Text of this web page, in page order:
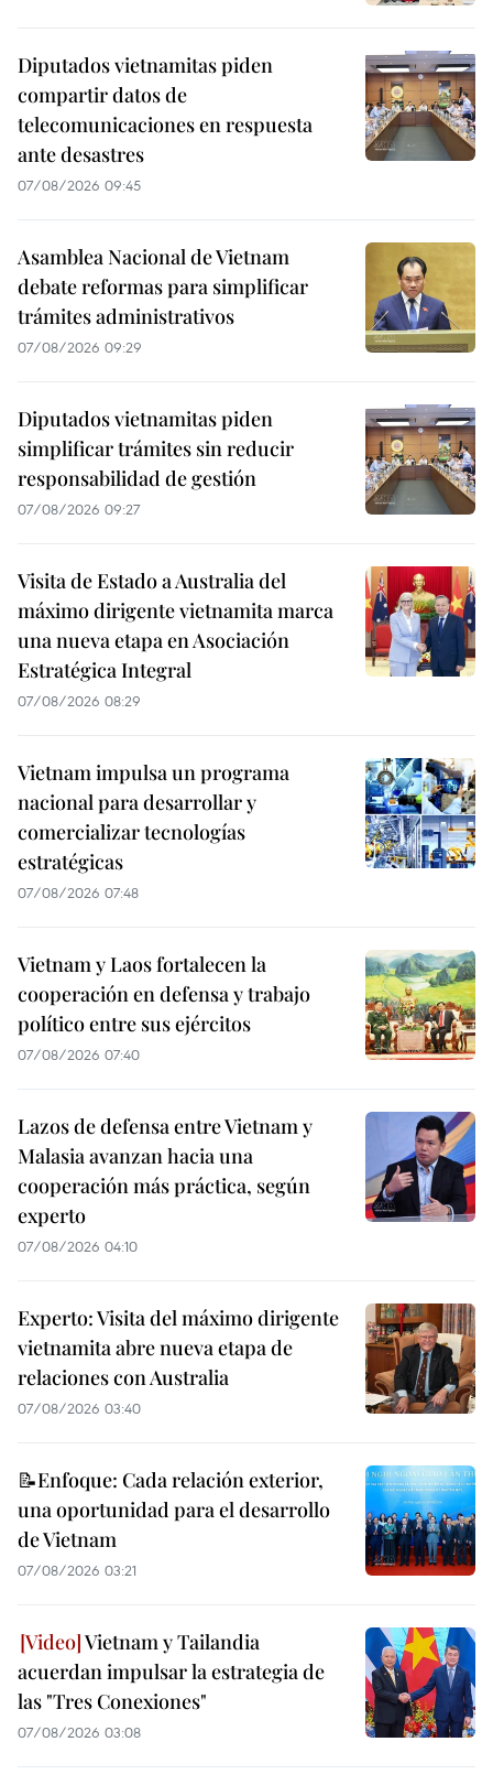
Diputados vietnamitas piden
compartir datos de
telecomunicaciones en respuesta
ante desastres
07/08/2026 09:45
Asamblea Nacional de Vietnam
debate reformas para simplificar
trámites administrativos
07/08/2026 09:29
Diputados vietnamitas piden
simplificar trámites sin reducir
responsabilidad de gestión
07/08/2026 09:27
Visita de Estado a Australia del
máximo dirigente vietnamita marca
una nueva etapa en Asociación
Estratégica Integral
07/08/2026 08:29
Vietnam impulsa un programa
nacional para desarrollar y
comercializar tecnologías
estratégicas
07/08/2026 07:48
Vietnam y Laos fortalecen la
cooperación en defensa y trabajo
político entre sus ejércitos
07/08/2026 07:40
Lazos de defensa entre Vietnam y
Malasia avanzan hacia una
cooperación más práctica, según
experto
07/08/2026 04:10
Experto: Visita del máximo dirigente
vietnamita abre nueva etapa de
relaciones con Australia
07/08/2026 03:40
📝Enfoque: Cada relación exterior,
una oportunidad para el desarrollo
de Vietnam
07/08/2026 03:21
Vietnam y Tailandia
acuerdan impulsar la estrategia de
las "Tres Conexiones"
07/08/2026 03:08